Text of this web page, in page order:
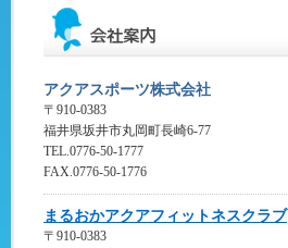
アクアスポーツ株式会社
〒910-0383
福井県坂井市丸岡町長崎6-77
TEL.0776-50-1777
FAX.0776-50-1776
まるおかアクアフィットネスクラブ
〒910-0383